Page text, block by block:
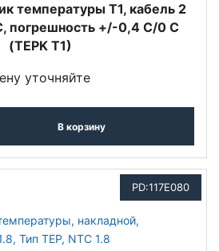
температуры T1, кабель 2
погрешность +/-0,4 C/0 C
(TEPK T1)
уточняйте
В корзину
PD:117E080